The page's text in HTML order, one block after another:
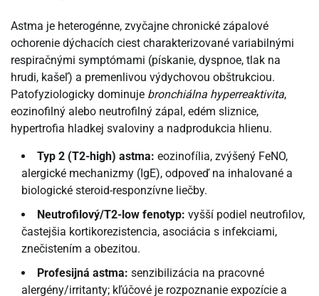
Astma je heterogénne, zvyčajne chronické zápalové
ochorenie dýchacích ciest charakterizované variabilnými
respiračnými symptómami (pískanie, dyspnoe, tlak na
hrudi, kašeľ) a premenlivou výdychovou obštrukciou.
Patofyziologicky dominuje bronchiálna hyperreaktivita,
eozinofilný alebo neutrofilný zápal, edém sliznice,
hypertrofia hladkej svaloviny a nadprodukcia hlienu.
Typ 2 (T2-high) astma: eozinofília, zvýšený FeNO,
alergické mechanizmy (IgE), odpoveď na inhalované a
biologické steroid-responzívne liečby.
Neutrofilový/T2-low fenotyp: vyšší podiel neutrofilov,
častejšia kortikorezistencia, asociácia s infekciami,
znečistením a obezitou.
Profesijná astma: senzibilizácia na pracovné
alergény/irritanty; kľúčové je rozpoznanie expozície a